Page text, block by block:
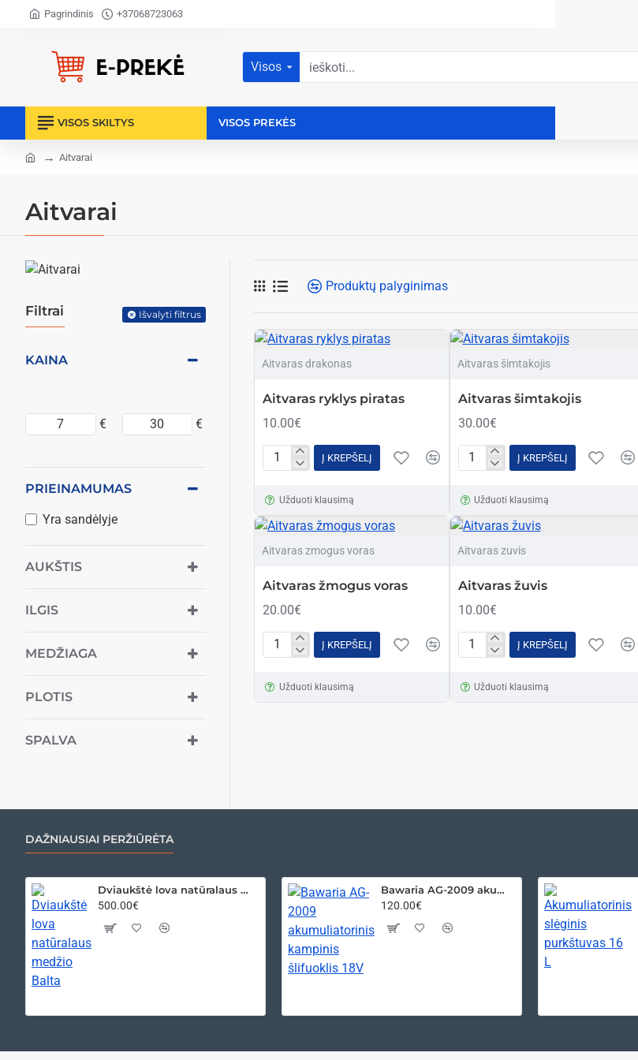
Pagrindinis +37068723063
Visos
ieškoti...
VISOS SKILTYS VISOS PREKĖS
Aitvarai
Aitvarai
Filtrai Išvalyti filtrus
KAINA
€ €
PRIEINAMUMAS
Yra sandėlyje
AUKŠTIS
ILGIS
MEDŽIAGA
PLOTIS
SPALVA
Produktų palyginimas
Aitvaras drakonas
Aitvaras ryklys piratas
10.00€
Aitvaras
piratas
Į KREPŠELĮ
Užduoti klausimą
Aitvaras šimtakojis
Aitvaras šimtakojis
30.00€
Aitvaras
Į KREPŠELĮ
Užduoti klausimą
Aitvaras zmogus voras
Aitvaras žmogus voras
20.00€
Aitvaras
voras
Į KREPŠELĮ
Užduoti klausimą
Aitvaras zuvis
Aitvaras žuvis
10.00€
Aitvaras
Į KREPŠELĮ
Užduoti klausimą
DAŽNIAUSIAI PERŽIŪRĖTA
Dviaukštė lova natūralaus medžio Balta
500.00€
Bawaria AG-2009 akumuliatorinis kampinis šlifuoklis 18V
120.00€